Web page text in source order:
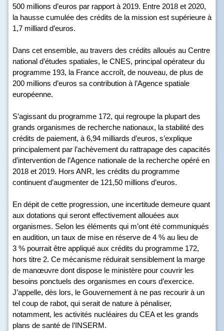
500 millions d’euros par rapport à 2019. Entre 2018 et 2020,
la hausse cumulée des crédits de la mission est supérieure à
1,7 milliard d’euros.
Dans cet ensemble, au travers des crédits alloués au Centre
national d’études spatiales, le CNES, principal opérateur du
programme 193, la France accroît, de nouveau, de plus de
200 millions d’euros sa contribution à l’Agence spatiale
européenne.
S’agissant du programme 172, qui regroupe la plupart des
grands organismes de recherche nationaux, la stabilité des
crédits de paiement, à 6,94 milliards d’euros, s’explique
principalement par l’achèvement du rattrapage des capacités
d’intervention de l’Agence nationale de la recherche opéré en
2018 et 2019. Hors ANR, les crédits du programme
continuent d’augmenter de 121,50 millions d’euros.
En dépit de cette progression, une incertitude demeure quant
aux dotations qui seront effectivement allouées aux
organismes. Selon les éléments qui m’ont été communiqués
en audition, un taux de mise en réserve de 4 % au lieu de
3 % pourrait être appliqué aux crédits du programme 172,
hors titre 2. Ce mécanisme réduirait sensiblement la marge
de manœuvre dont dispose le ministère pour couvrir les
besoins ponctuels des organismes en cours d’exercice.
J’appelle, dès lors, le Gouvernement à ne pas recourir à un
tel coup de rabot, qui serait de nature à pénaliser,
notamment, les activités nucléaires du CEA et les grands
plans de santé de l’INSERM.